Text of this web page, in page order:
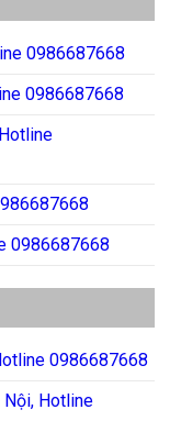
0986687668
0986687668
0986687668
0986687668
Hotline